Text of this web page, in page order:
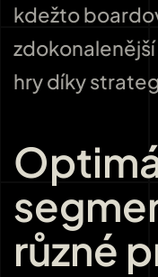
kdežto
hry díky
různé